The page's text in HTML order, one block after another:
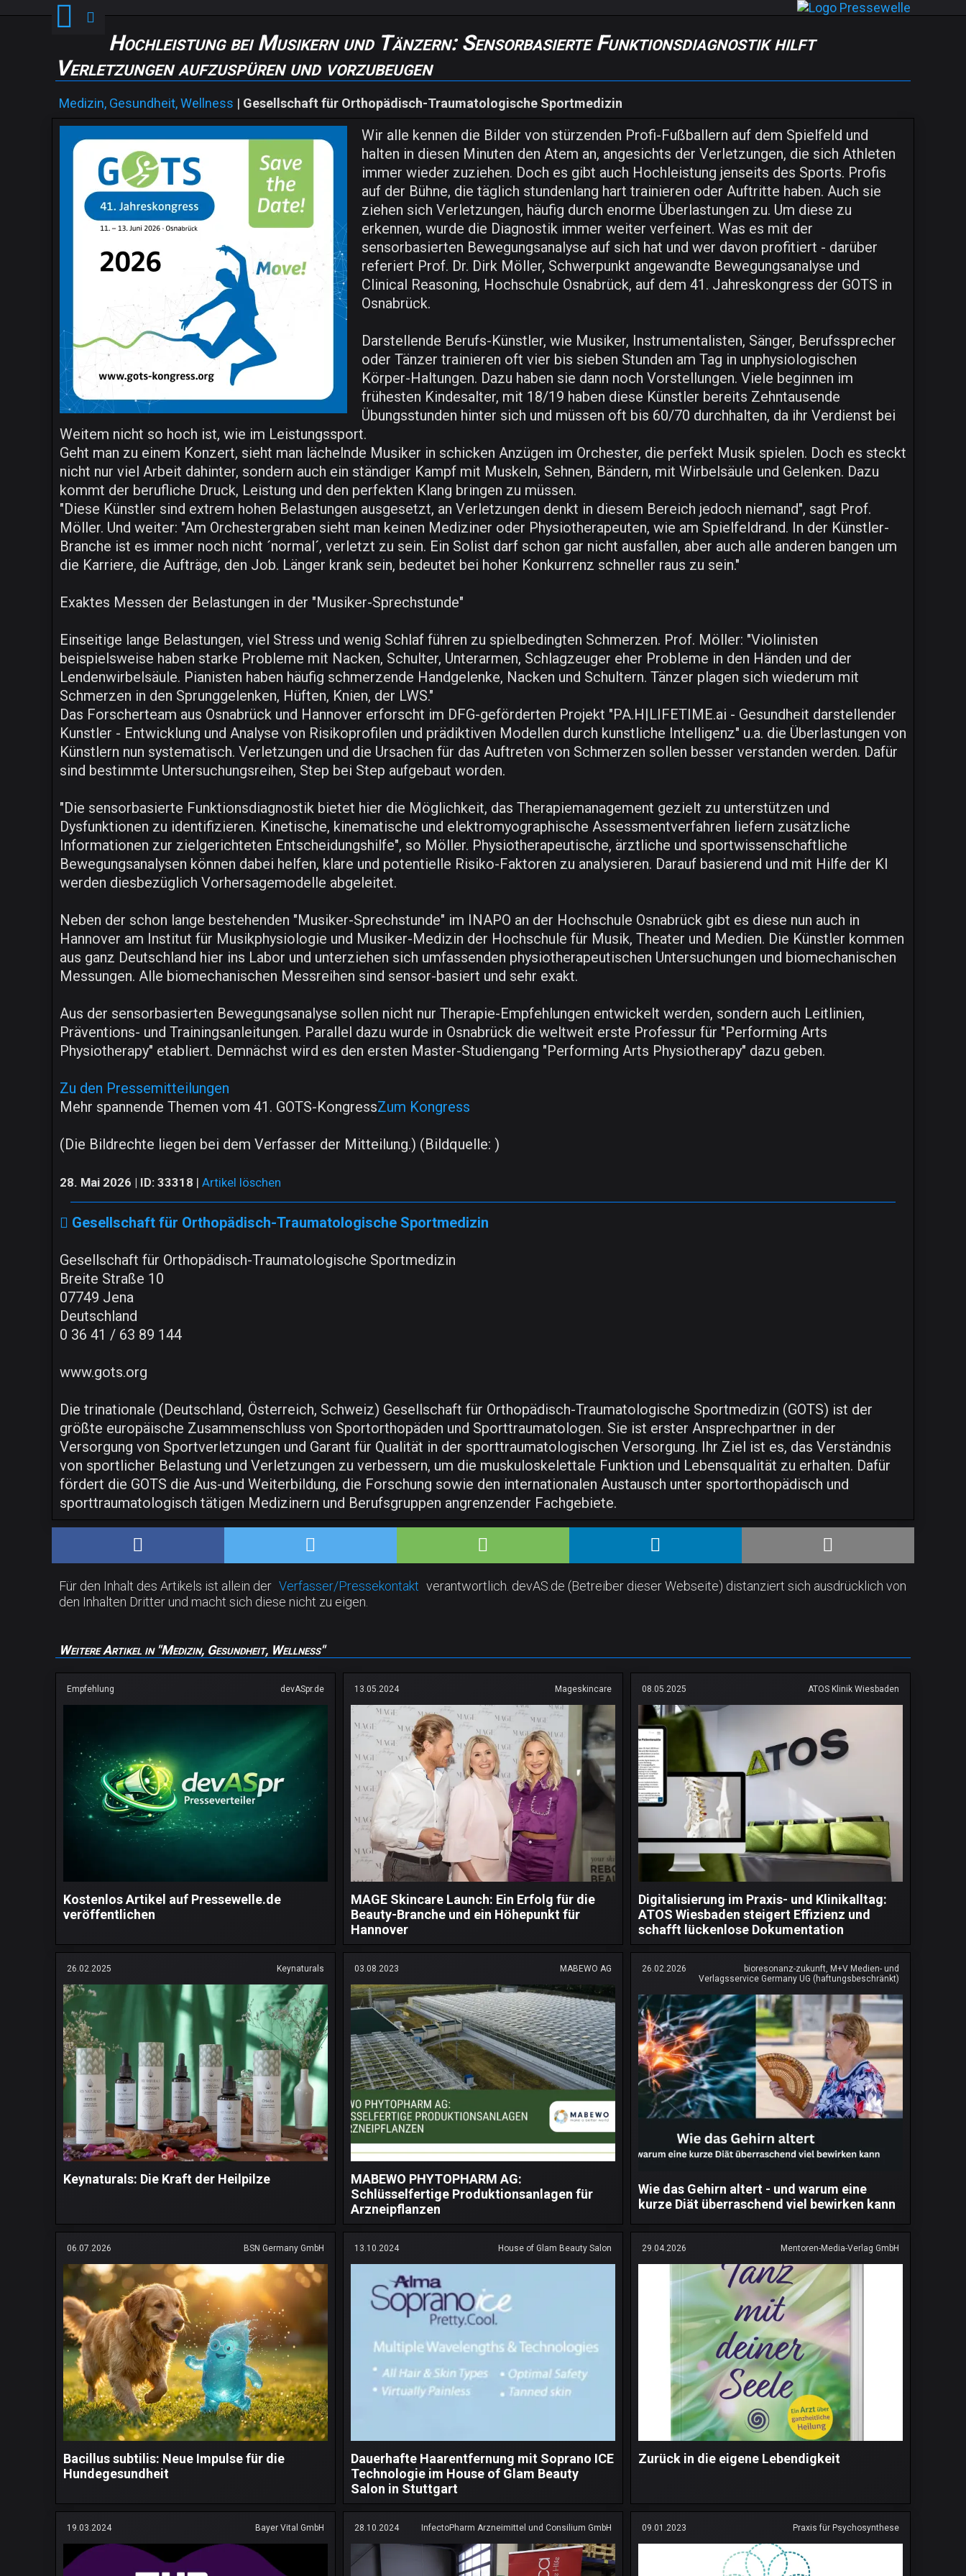
Hochleistung bei Musikern und Tänzern: Sensorbasierte Funktionsdiagnostik hilft
Verletzungen aufzuspüren und vorzubeugen
Medizin, Gesundheit, Wellness | Gesellschaft für Orthopädisch-Traumatologische Sportmedizin
Wir alle kennen die Bilder von stürzenden Profi-Fußballern auf dem Spielfeld und
halten in diesen Minuten den Atem an, angesichts der Verletzungen, die sich Athleten
immer wieder zuziehen. Doch es gibt auch Hochleistung jenseits des Sports. Profis
auf der Bühne, die täglich stundenlang hart trainieren oder Auftritte haben. Auch sie
ziehen sich Verletzungen, häufig durch enorme Überlastungen zu. Um diese zu
erkennen, wurde die Diagnostik immer weiter verfeinert. Was es mit der
sensorbasierten Bewegungsanalyse auf sich hat und wer davon profitiert - darüber
referiert Prof. Dr. Dirk Möller, Schwerpunkt angewandte Bewegungsanalyse und
Clinical Reasoning, Hochschule Osnabrück, auf dem 41. Jahreskongress der GOTS in
Osnabrück.
Darstellende Berufs-Künstler, wie Musiker, Instrumentalisten, Sänger, Berufssprecher
oder Tänzer trainieren oft vier bis sieben Stunden am Tag in unphysiologischen
Körper-Haltungen. Dazu haben sie dann noch Vorstellungen. Viele beginnen im
frühesten Kindesalter, mit 18/19 haben diese Künstler bereits Zehntausende
Übungsstunden hinter sich und müssen oft bis 60/70 durchhalten, da ihr Verdienst bei
Weitem nicht so hoch ist, wie im Leistungssport.
Geht man zu einem Konzert, sieht man lächelnde Musiker in schicken Anzügen im Orchester, die perfekt Musik spielen. Doch es steckt
nicht nur viel Arbeit dahinter, sondern auch ein ständiger Kampf mit Muskeln, Sehnen, Bändern, mit Wirbelsäule und Gelenken. Dazu
kommt der berufliche Druck, Leistung und den perfekten Klang bringen zu müssen.
"Diese Künstler sind extrem hohen Belastungen ausgesetzt, an Verletzungen denkt in diesem Bereich jedoch niemand", sagt Prof.
Möller. Und weiter: "Am Orchestergraben sieht man keinen Mediziner oder Physiotherapeuten, wie am Spielfeldrand. In der Künstler-
Branche ist es immer noch nicht ´normal´, verletzt zu sein. Ein Solist darf schon gar nicht ausfallen, aber auch alle anderen bangen um
die Karriere, die Aufträge, den Job. Länger krank sein, bedeutet bei hoher Konkurrenz schneller raus zu sein."
Exaktes Messen der Belastungen in der "Musiker-Sprechstunde"
Einseitige lange Belastungen, viel Stress und wenig Schlaf führen zu spielbedingten Schmerzen. Prof. Möller: "Violinisten
beispielsweise haben starke Probleme mit Nacken, Schulter, Unterarmen, Schlagzeuger eher Probleme in den Händen und der
Lendenwirbelsäule. Pianisten haben häufig schmerzende Handgelenke, Nacken und Schultern. Tänzer plagen sich wiederum mit
Schmerzen in den Sprunggelenken, Hüften, Knien, der LWS."
Das Forscherteam aus Osnabrück und Hannover erforscht im DFG-geförderten Projekt "PA.H|LIFETIME.ai - Gesundheit darstellender
Kunstler - Entwicklung und Analyse von Risikoprofilen und prädiktiven Modellen durch kunstliche Intelligenz" u.a. die Überlastungen von
Künstlern nun systematisch. Verletzungen und die Ursachen für das Auftreten von Schmerzen sollen besser verstanden werden. Dafür
sind bestimmte Untersuchungsreihen, Step bei Step aufgebaut worden.
"Die sensorbasierte Funktionsdiagnostik bietet hier die Möglichkeit, das Therapiemanagement gezielt zu unterstützen und
Dysfunktionen zu identifizieren. Kinetische, kinematische und elektromyographische Assessmentverfahren liefern zusätzliche
Informationen zur zielgerichteten Entscheidungshilfe", so Möller. Physiotherapeutische, ärztliche und sportwissenschaftliche
Bewegungsanalysen können dabei helfen, klare und potentielle Risiko-Faktoren zu analysieren. Darauf basierend und mit Hilfe der KI
werden diesbezüglich Vorhersagemodelle abgeleitet.
Neben der schon lange bestehenden "Musiker-Sprechstunde" im INAPO an der Hochschule Osnabrück gibt es diese nun auch in
Hannover am Institut für Musikphysiologie und Musiker-Medizin der Hochschule für Musik, Theater und Medien. Die Künstler kommen
aus ganz Deutschland hier ins Labor und unterziehen sich umfassenden physiotherapeutischen Untersuchungen und biomechanischen
Messungen. Alle biomechanischen Messreihen sind sensor-basiert und sehr exakt.
Aus der sensorbasierten Bewegungsanalyse sollen nicht nur Therapie-Empfehlungen entwickelt werden, sondern auch Leitlinien,
Präventions- und Trainingsanleitungen. Parallel dazu wurde in Osnabrück die weltweit erste Professur für "Performing Arts
Physiotherapy" etabliert. Demnächst wird es den ersten Master-Studiengang "Performing Arts Physiotherapy" dazu geben.
Zu den Pressemitteilungen
Mehr spannende Themen vom 41. GOTS-KongressZum Kongress
(Die Bildrechte liegen bei dem Verfasser der Mitteilung.) (Bildquelle: )
28. Mai 2026 | ID: 33318 Artikel löschen
Gesellschaft für Orthopädisch-Traumatologische Sportmedizin
Gesellschaft für Orthopädisch-Traumatologische Sportmedizin
Breite Straße 10
07749 Jena
Deutschland
0 36 41 / 63 89 144
www.gots.org
Die trinationale (Deutschland, Österreich, Schweiz) Gesellschaft für Orthopädisch-Traumatologische Sportmedizin (GOTS) ist der
größte europäische Zusammenschluss von Sportorthopäden und Sporttraumatologen. Sie ist erster Ansprechpartner in der
Versorgung von Sportverletzungen und Garant für Qualität in der sporttraumatologischen Versorgung. Ihr Ziel ist es, das Verständnis
von sportlicher Belastung und Verletzungen zu verbessern, um die muskuloskelettale Funktion und Lebensqualität zu erhalten. Dafür
fördert die GOTS die Aus-und Weiterbildung, die Forschung sowie den internationalen Austausch unter sportorthopädisch und
sporttraumatologisch tätigen Medizinern und Berufsgruppen angrenzender Fachgebiete.
Für den Inhalt des Artikels ist allein der Verfasser/Pressekontakt verantwortlich. devAS.de (Betreiber dieser Webseite) distanziert sich ausdrücklich von
den Inhalten Dritter und macht sich diese nicht zu eigen.
Weitere Artikel in "Medizin, Gesundheit, Wellness"
Empfehlung devASpr.de
Kostenlos Artikel auf Pressewelle.de
veröffentlichen
13.05.2024 Mageskincare
MAGE Skincare Launch: Ein Erfolg für die
Beauty-Branche und ein Höhepunkt für
Hannover
08.05.2025 ATOS Klinik Wiesbaden
Digitalisierung im Praxis- und Klinikalltag:
ATOS Wiesbaden steigert Effizienz und
schafft lückenlose Dokumentation
26.02.2025 Keynaturals
Keynaturals: Die Kraft der Heilpilze
03.08.2023 MABEWO AG
MABEWO PHYTOPHARM AG:
Schlüsselfertige Produktionsanlagen für
Arzneipflanzen
26.02.2026
bioresonanz-zukunft, M+V Medien- und
Verlagsservice Germany UG (haftungsbeschränkt)
Wie das Gehirn altert - und warum eine
kurze Diät überraschend viel bewirken kann
06.07.2026 BSN Germany GmbH
Bacillus subtilis: Neue Impulse für die
Hundegesundheit
13.10.2024 House of Glam Beauty Salon
Dauerhafte Haarentfernung mit Soprano ICE
Technologie im House of Glam Beauty
Salon in Stuttgart
29.04.2026 Mentoren-Media-Verlag GmbH
Zurück in die eigene Lebendigkeit
19.03.2024 Bayer Vital GmbH 28.10.2024 InfectoPharm Arzneimittel und Consilium GmbH 09.01.2023 Praxis für Psychosynthese